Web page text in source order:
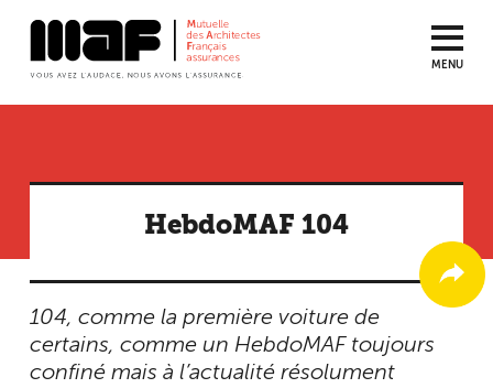
MENU
HebdoMAF 104
104, comme la première voiture de
certains, comme un HebdoMAF toujours
confiné mais à l’actualité résolument